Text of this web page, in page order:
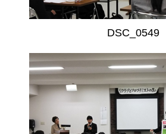
JAPAN KITA
LINK
DSC_0549